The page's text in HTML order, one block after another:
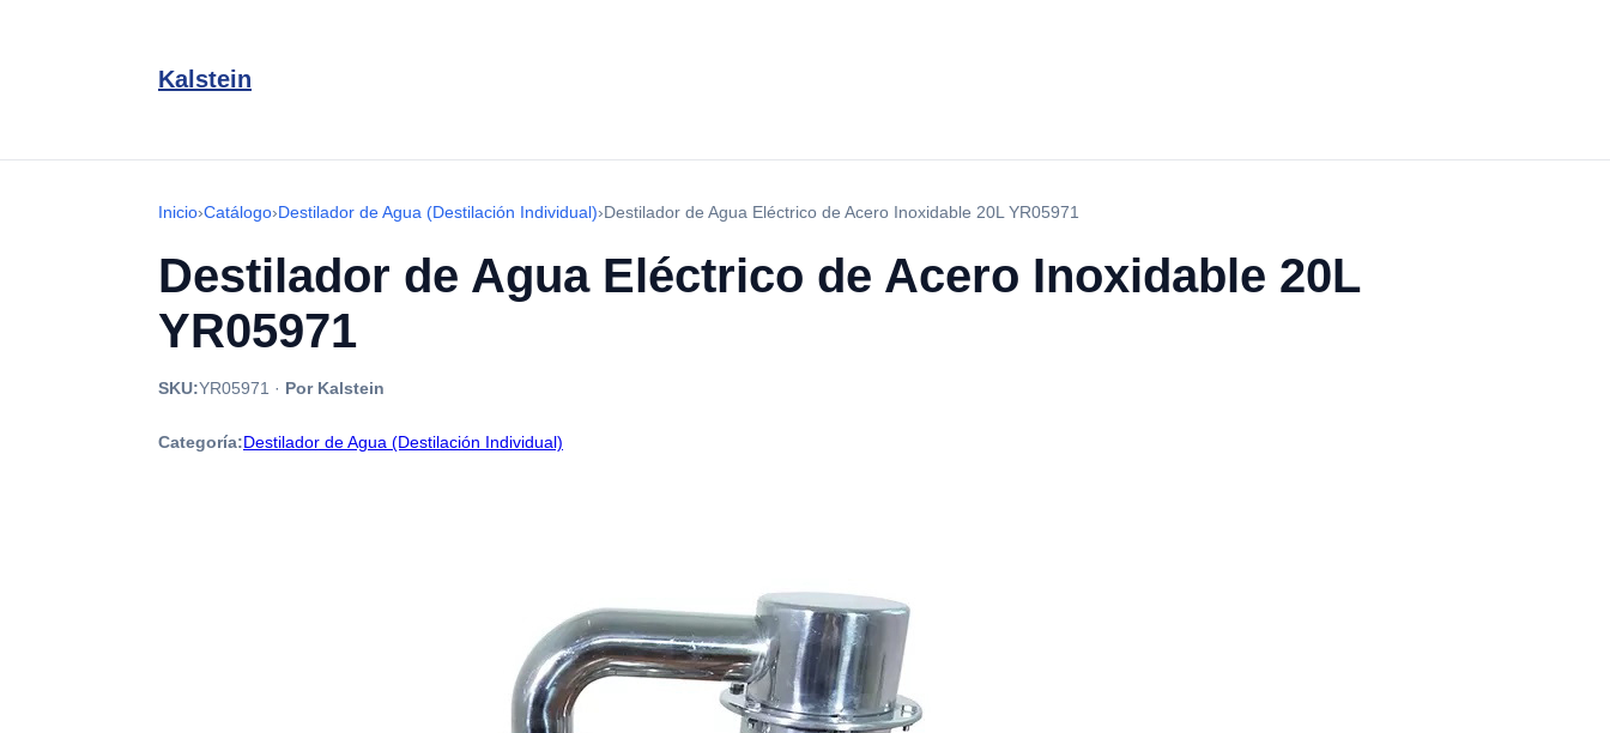
Kalstein
Inicio›Catálogo›Destilador de Agua (Destilación Individual)›Destilador de Agua Eléctrico de Acero Inoxidable 20L YR05971
Destilador de Agua Eléctrico de Acero Inoxidable 20L
YR05971
SKU:YR05971 · Por Kalstein
Categoría:Destilador de Agua (Destilación Individual)